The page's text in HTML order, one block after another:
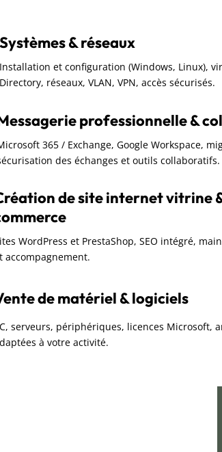
Systèmes & réseaux
Installation et configuration (Windows, Linux),
Directory, réseaux, VLAN, VPN, accès sécurisés.
professionnelle &
365 / Exchange, Google Workspace,
des échanges et outils collaboratifs.
de site internet vitrine
WordPress et PrestaShop, SEO intégré,
accompagnement.
de matériel & logiciels
serveurs, périphériques, licences Microsoft,
à votre activité.